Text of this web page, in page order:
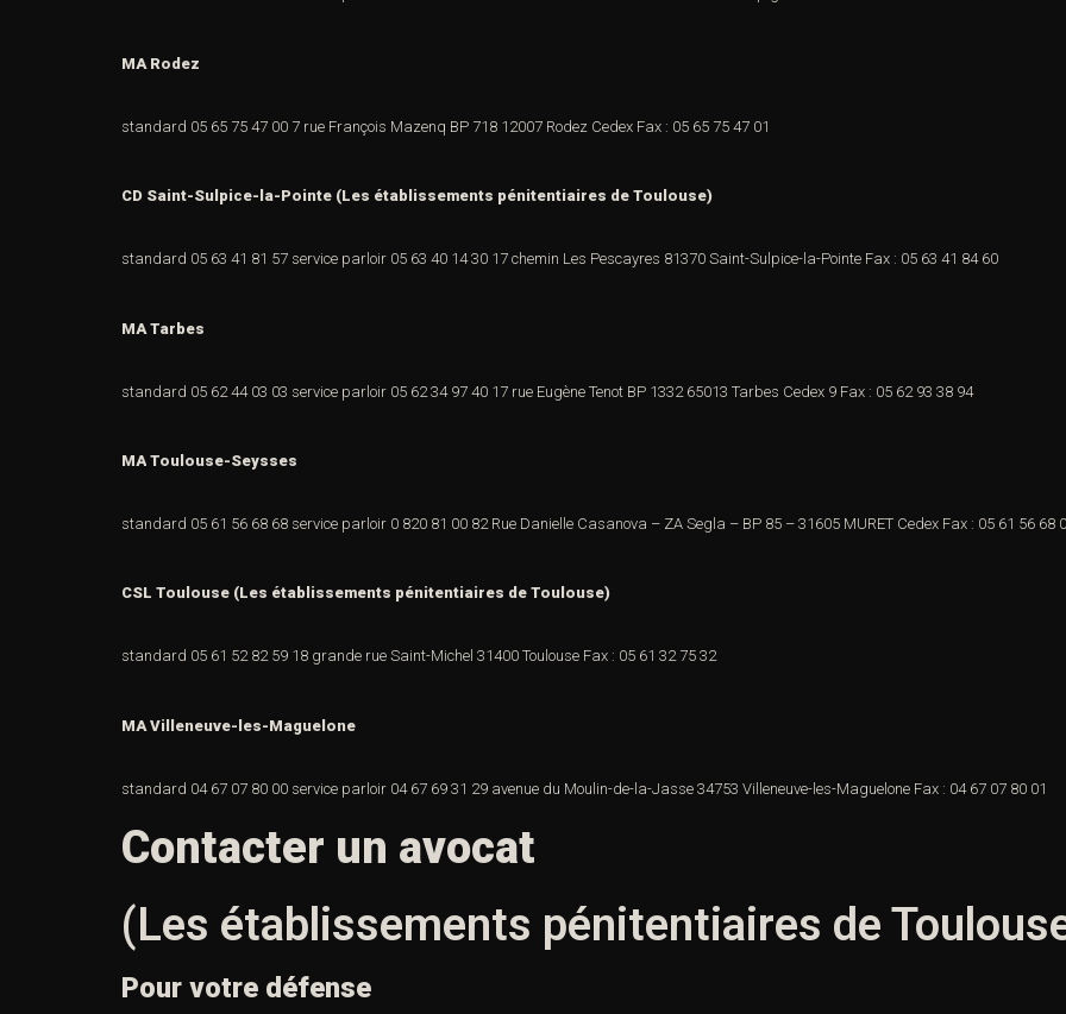
MA Rodez
standard 05 65 75 47 00 7 rue François Mazenq BP 718 12007 Rodez Cedex Fax : 05 65 75 47 01
CD Saint-Sulpice-la-Pointe (Les établissements pénitentiaires de Toulouse)
standard 05 63 41 81 57 service parloir 05 63 40 14 30 17 chemin Les Pescayres 81370 Saint-Sulpice-la-Pointe Fax : 05 63 41 84 60
MA Tarbes
standard 05 62 44 03 03 service parloir 05 62 34 97 40 17 rue Eugène Tenot BP 1332 65013 Tarbes Cedex 9 Fax : 05 62 93 38 94
MA Toulouse-Seysses
standard 05 61 56 68 68 service parloir 0 820 81 00 82 Rue Danielle Casanova – ZA Segla – BP 85 – 31605 MURET Cedex Fax : 05 61 56 68
CSL Toulouse (Les établissements pénitentiaires de Toulouse)
standard 05 61 52 82 59 18 grande rue Saint-Michel 31400 Toulouse Fax : 05 61 32 75 32
MA Villeneuve-les-Maguelone
standard 04 67 07 80 00 service parloir 04 67 69 31 29 avenue du Moulin-de-la-Jasse 34753 Villeneuve-les-Maguelone Fax : 04 67 07 80 01
Contacter un avocat
(Les établissements pénitentiaires de
Pour votre défense